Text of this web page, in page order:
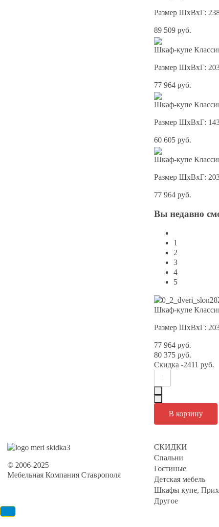
Размер ШхВхГ:
89 509 руб.
Шкаф-купе
Размер ШхВхГ:
77 964 руб.
Шкаф-купе
Размер ШхВхГ:
60 605 руб.
Шкаф-купе
Размер ШхВхГ:
77 964 руб.
Вы недавно
1
2
3
4
5
Шкаф-купе
Размер ШхВхГ:
77 964 руб.
80 375 руб.
Скидка -2411 руб.
© 2006-2025
Мебельная Компания Ставрополя
СКИДКИ
Спальни
Гостиные
Детская мебель
Шкафы купе,
Другое